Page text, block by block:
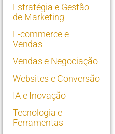
Estratégia e Gestão
de Marketing
E-commerce e
Vendas
Vendas e Negociação
Websites e Conversão
IA e Inovação
Tecnologia e
Ferramentas